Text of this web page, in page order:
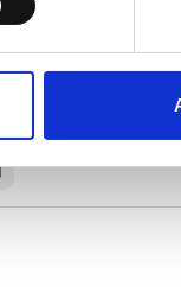
Sego 12L